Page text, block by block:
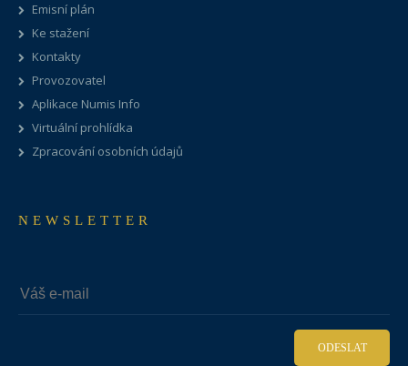
Emisní plán
Ke stažení
Kontakty
Provozovatel
Aplikace Numis Info
Virtuální prohlídka
Zpracování osobních údajů
NEWSLETTER
ODESLAT